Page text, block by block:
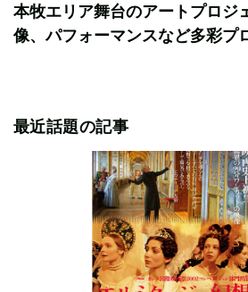
本牧エリア舞台のアートプロジ
像、パフォーマンスなど多彩プ
最近話題の記事